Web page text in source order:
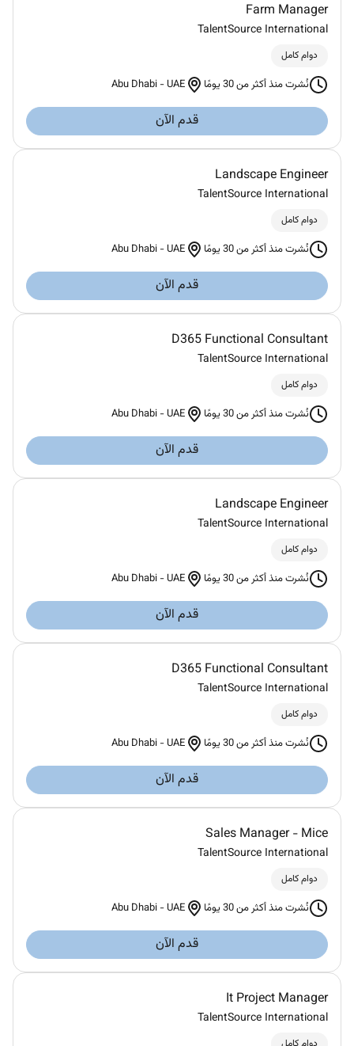
Farm Manager
TalentSource International
دوام كامل
نُشرت منذ أكثر من 30 يومًا Abu Dhabi -UAE
قدم الآن
Landscape Engineer
TalentSource International
دوام كامل
نُشرت منذ أكثر من 30 يومًا Abu Dhabi -UAE
قدم الآن
D365 Functional Consultant
TalentSource International
دوام كامل
نُشرت منذ أكثر من 30 يومًا Abu Dhabi -UAE
قدم الآن
Landscape Engineer
TalentSource International
دوام كامل
نُشرت منذ أكثر من 30 يومًا Abu Dhabi -UAE
قدم الآن
D365 Functional Consultant
TalentSource International
دوام كامل
نُشرت منذ أكثر من 30 يومًا Abu Dhabi -UAE
قدم الآن
Sales Manager - Mice
TalentSource International
دوام كامل
نُشرت منذ أكثر من 30 يومًا Abu Dhabi -UAE
قدم الآن
It Project Manager
TalentSource International